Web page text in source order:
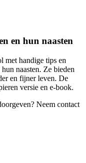
en hun naasten
met handige tips en
naasten. Ze bieden
en fijner leven. De
versie en e-book.
Neem contact